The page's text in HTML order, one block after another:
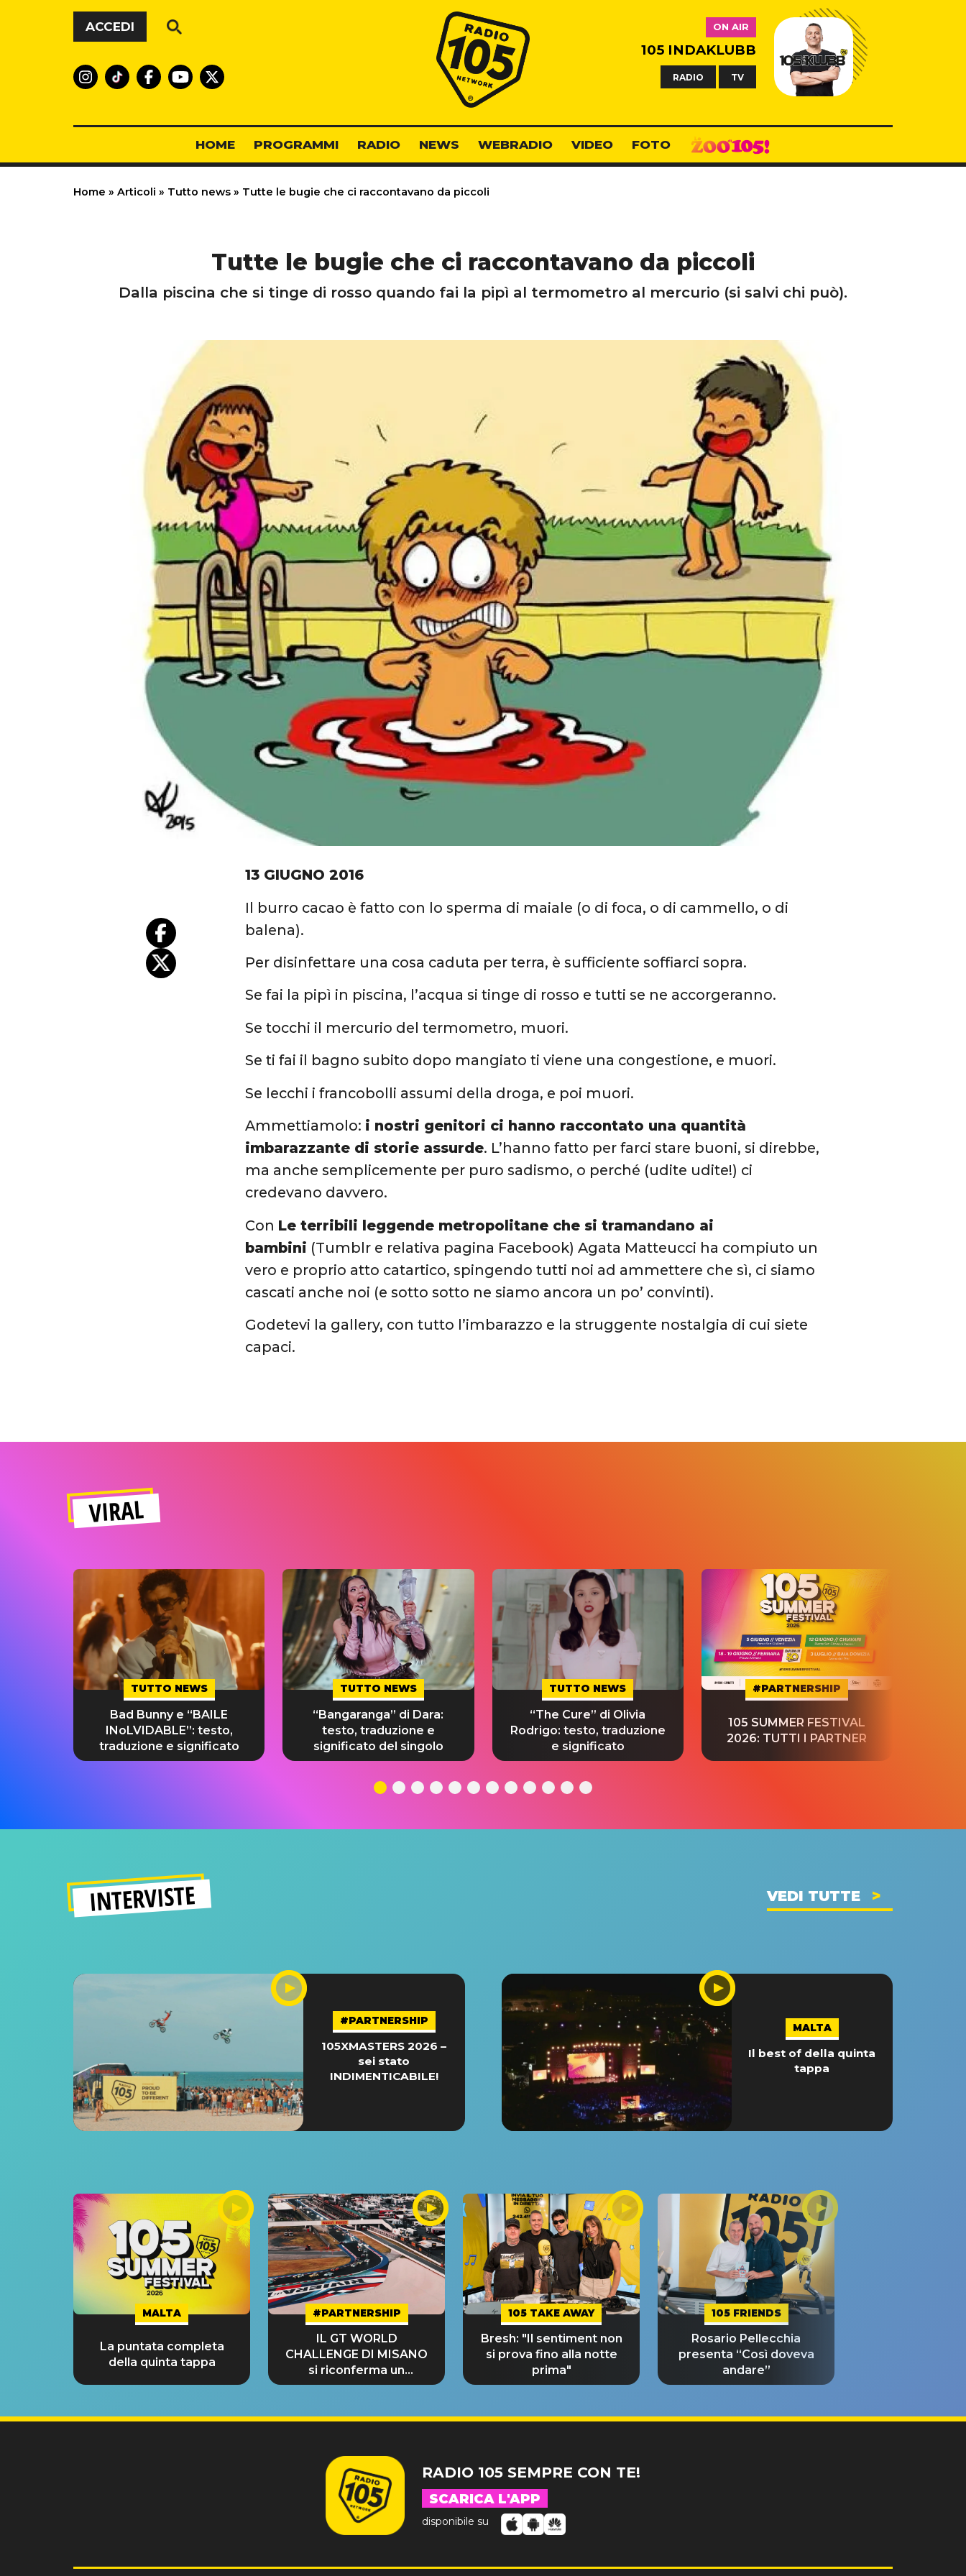
Vai al contenuto
ACCEDI
Radio 105
ON AIR
105 INDAKLUBB
RADIO TV
HOME PROGRAMMI RADIO NEWS WEBRADIO VIDEO FOTO
Home » Articoli » Tutto news » Tutte le bugie che ci raccontavano da piccoli
Tutte le bugie che ci raccontavano da piccoli
Dalla piscina che si tinge di rosso quando fai la pipì al termometro al mercurio (si salvi chi può).
13 GIUGNO 2016
Il burro cacao è fatto con lo sperma di maiale (o di foca, o di cammello, o di
balena).
Per disinfettare una cosa caduta per terra, è sufficiente soffiarci sopra.
Se fai la pipì in piscina, l’acqua si tinge di rosso e tutti se ne accorgeranno.
Se tocchi il mercurio del termometro, muori.
Se ti fai il bagno subito dopo mangiato ti viene una congestione, e muori.
Se lecchi i francobolli assumi della droga, e poi muori.
Ammettiamolo: i nostri genitori ci hanno raccontato una quantità
imbarazzante di storie assurde. L’hanno fatto per farci stare buoni, si direbbe,
ma anche semplicemente per puro sadismo, o perché (udite udite!) ci
credevano davvero.
Con Le terribili leggende metropolitane che si tramandano ai
bambini (Tumblr e relativa pagina Facebook) Agata Matteucci ha compiuto un
vero e proprio atto catartico, spingendo tutti noi ad ammettere che sì, ci siamo
cascati anche noi (e sotto sotto ne siamo ancora un po’ convinti).
Godetevi la gallery, con tutto l’imbarazzo e la struggente nostalgia di cui siete
capaci.
VIRAL
TUTTO NEWS
Bad Bunny e “BAILE
INoLVIDABLE”: testo,
traduzione e significato
TUTTO NEWS
“Bangaranga” di Dara:
testo, traduzione e
significato del singolo
TUTTO NEWS
“The Cure” di Olivia
Rodrigo: testo, traduzione
e significato
#PARTNERSHIP
105 SUMMER FESTIVAL
2026: TUTTI I PARTNER
INTERVISTE VEDI TUTTE
#PARTNERSHIP
105XMASTERS 2026 –
sei stato
INDIMENTICABILE!
MALTA
Il best of della quinta
tappa
MALTA
La puntata completa
della quinta tappa
#PARTNERSHIP
IL GT WORLD
CHALLENGE DI MISANO
si riconferma un
GRANDE SUCCESSO!
105 TAKE AWAY
Bresh: "Il sentiment non
si prova fino alla notte
prima"
105 FRIENDS
Rosario Pellecchia
presenta “Così doveva
andare”
RADIO 105 SEMPRE CON TE!
SCARICA L'APP
disponibile su